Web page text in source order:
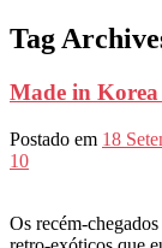
Tag
Made in Korea
Postado em 18
10
Os recém-